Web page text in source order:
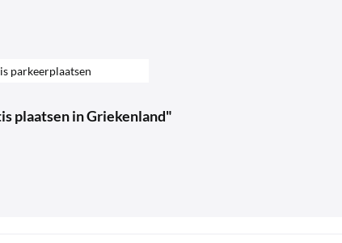
parkeerplaatsen
plaatsen in Griekenland"